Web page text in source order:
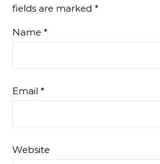
fields are marked *
Name *
Email *
Website